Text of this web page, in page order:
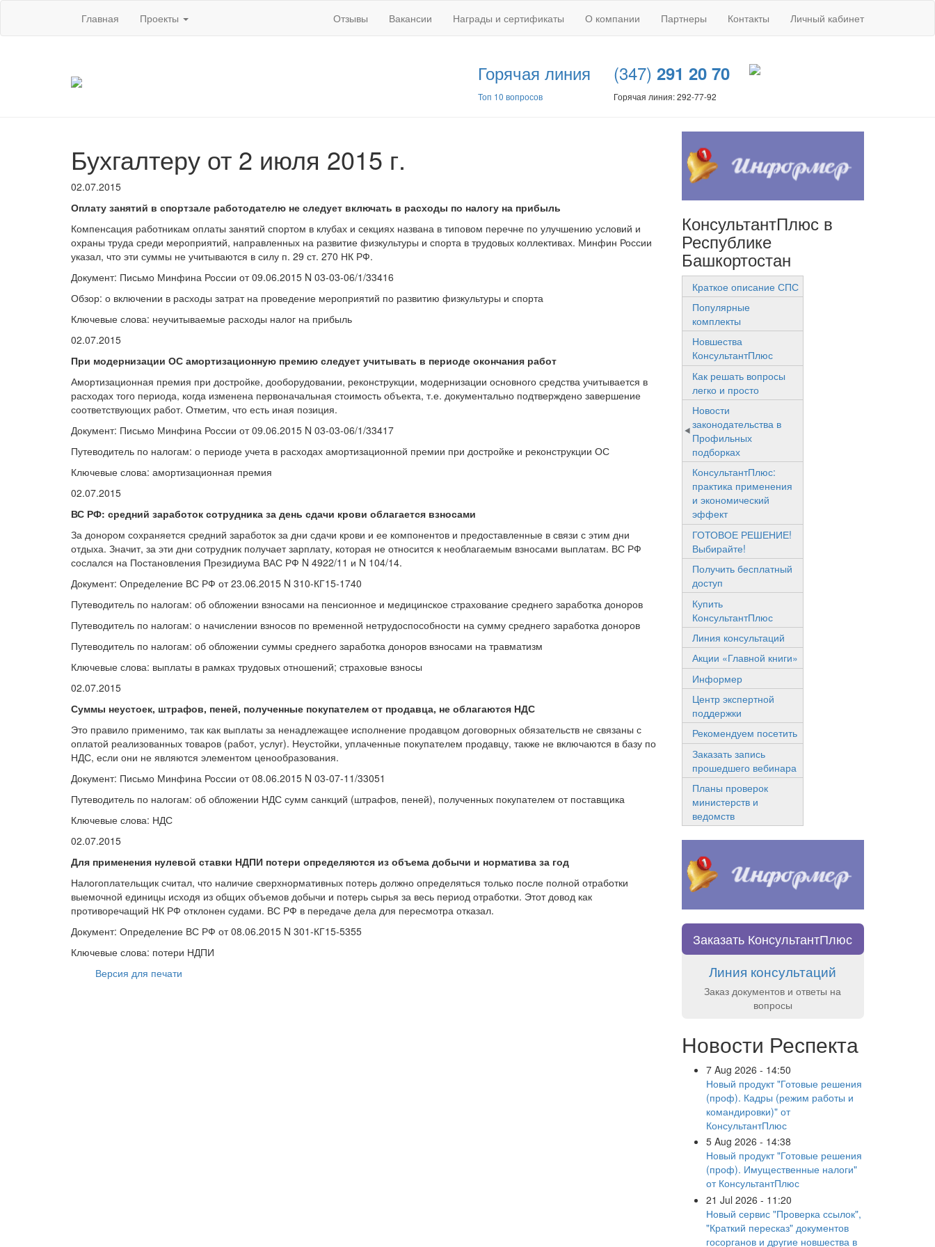
Главная Проекты Отзывы Вакансии Награды и сертификаты О компании Партнеры Контакты Личный кабинет
Горячая линия
Топ 10 вопросов
(347) 291 20 70
Горячая линия: 292-77-92
Бухгалтеру от 2 июля 2015 г.
02.07.2015
Оплату занятий в спортзале работодателю не следует включать в расходы по налогу на прибыль
Компенсация работникам оплаты занятий спортом в клубах и секциях названа в типовом перечне по улучшению условий и
охраны труда среди мероприятий, направленных на развитие физкультуры и спорта в трудовых коллективах. Минфин России
указал, что эти суммы не учитываются в силу п. 29 ст. 270 НК РФ.
Документ: Письмо Минфина России от 09.06.2015 N 03-03-06/1/33416
Обзор: о включении в расходы затрат на проведение мероприятий по развитию физкультуры и спорта
Ключевые слова: неучитываемые расходы налог на прибыль
02.07.2015
При модернизации ОС амортизационную премию следует учитывать в периоде окончания работ
Амортизационная премия при достройке, дооборудовании, реконструкции, модернизации основного средства учитывается в
расходах того периода, когда изменена первоначальная стоимость объекта, т.е. документально подтверждено завершение
соответствующих работ. Отметим, что есть иная позиция.
Документ: Письмо Минфина России от 09.06.2015 N 03-03-06/1/33417
Путеводитель по налогам: о периоде учета в расходах амортизационной премии при достройке и реконструкции ОС
Ключевые слова: амортизационная премия
02.07.2015
ВС РФ: средний заработок сотрудника за день сдачи крови облагается взносами
За донором сохраняется средний заработок за дни сдачи крови и ее компонентов и предоставленные в связи с этим дни
отдыха. Значит, за эти дни сотрудник получает зарплату, которая не относится к необлагаемым взносами выплатам. ВС РФ
сослался на Постановления Президиума ВАС РФ N 4922/11 и N 104/14.
Документ: Определение ВС РФ от 23.06.2015 N 310-КГ15-1740
Путеводитель по налогам: об обложении взносами на пенсионное и медицинское страхование среднего заработка доноров
Путеводитель по налогам: о начислении взносов по временной нетрудоспособности на сумму среднего заработка доноров
Путеводитель по налогам: об обложении суммы среднего заработка доноров взносами на травматизм
Ключевые слова: выплаты в рамках трудовых отношений; страховые взносы
02.07.2015
Суммы неустоек, штрафов, пеней, полученные покупателем от продавца, не облагаются НДС
Это правило применимо, так как выплаты за ненадлежащее исполнение продавцом договорных обязательств не связаны с
оплатой реализованных товаров (работ, услуг). Неустойки, уплаченные покупателем продавцу, также не включаются в базу по
НДС, если они не являются элементом ценообразования.
Документ: Письмо Минфина России от 08.06.2015 N 03-07-11/33051
Путеводитель по налогам: об обложении НДС сумм санкций (штрафов, пеней), полученных покупателем от поставщика
Ключевые слова: НДС
02.07.2015
Для применения нулевой ставки НДПИ потери определяются из объема добычи и норматива за год
Налогоплательщик считал, что наличие сверхнормативных потерь должно определяться только после полной отработки
выемочной единицы исходя из общих объемов добычи и потерь сырья за весь период отработки. Этот довод как
противоречащий НК РФ отклонен судами. ВС РФ в передаче дела для пересмотра отказал.
Документ: Определение ВС РФ от 08.06.2015 N 301-КГ15-5355
Ключевые слова: потери НДПИ
Версия для печати
КонсультантПлюс в
Республике
Башкортостан
Краткое описание СПС
Популярные
комплекты
Новшества
КонсультантПлюс
Как решать вопросы
легко и просто
Новости
законодательства в
Профильных
подборках
КонсультантПлюс:
практика применения
и экономический
эффект
ГОТОВОЕ РЕШЕНИЕ!
Выбирайте!
Получить бесплатный
доступ
Купить
КонсультантПлюс
Линия консультаций
Акции «Главной книги»
Информер
Центр экспертной
поддержки
Рекомендуем посетить
Заказать запись
прошедшего вебинара
Планы проверок
министерств и
ведомств
Заказать КонсультантПлюс
Линия консультаций
Заказ документов и ответы на
вопросы
Новости Респекта
7 Aug 2026 - 14:50
Новый продукт "Готовые решения
(проф). Кадры (режим работы и
командировки)" от
КонсультантПлюс
5 Aug 2026 - 14:38
Новый продукт "Готовые решения
(проф). Имущественные налоги"
от КонсультантПлюс
21 Jul 2026 - 11:20
Новый сервис "Проверка ссылок",
"Краткий пересказ" документов
госорганов и другие новшества в